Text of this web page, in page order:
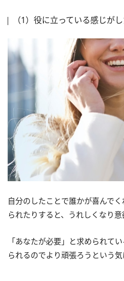
（1）役に立っている感じが
自分のしたことで誰かが喜んで
られたりすると、うれしくなり意
「あなたが必要」と求められて
られるのでより頑張ろうという気